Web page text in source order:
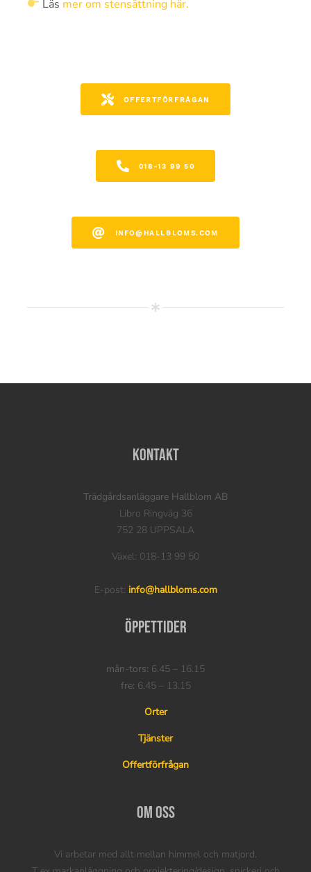
Läs mer om stensättning här.
OFFERTFÖRFRÅGAN
018-13 99 50
INFO@HALLBLOMS.COM
Kontakt
Trädgårdsanläggare Hallblom AB
Libro Ringväg 36
752 28 UPPSALA
Växel: 018-13 99 50
E-post: info@hallbloms.com
Öppettider
mån-tors: 6.45 – 16.15
fre: 6.45 – 13.15
Orter
Tjänster
Offertförfrågan
Om oss
Vi arbetar med allt mellan himmel och matjord.